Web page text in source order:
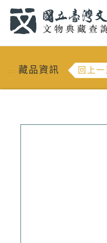
::: 藏品資訊 回上一